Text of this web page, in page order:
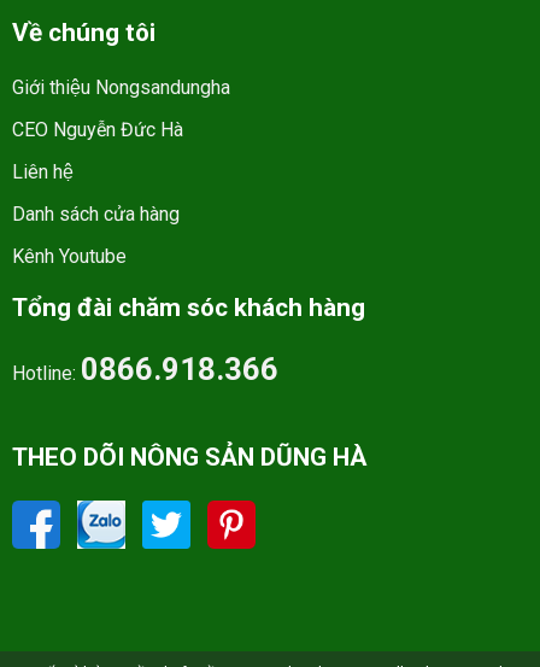
Về chúng tôi
Giới thiệu Nongsandungha
CEO Nguyễn Đức Hà
Liên hệ
Danh sách cửa hàng
Kênh Youtube
Tổng đài chăm sóc khách hàng
Hotline: 0866.918.366
THEO DÕI NÔNG SẢN DŨNG HÀ